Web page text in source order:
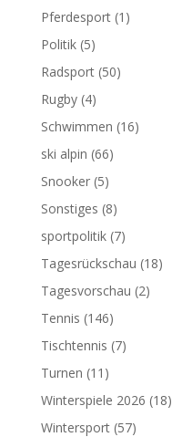
Pferdesport(1)
Politik(5)
Radsport(50)
Rugby(4)
Schwimmen (16)
ski alpin (66)
Snooker(5)
Sonstiges (8)
sportpolitik(7)
Tagesrückschau (18)
Tagesvorschau (2)
Tennis (146)
Tischtennis (7)
Turnen (11)
Winterspiele 2026 (18)
Wintersport(57)